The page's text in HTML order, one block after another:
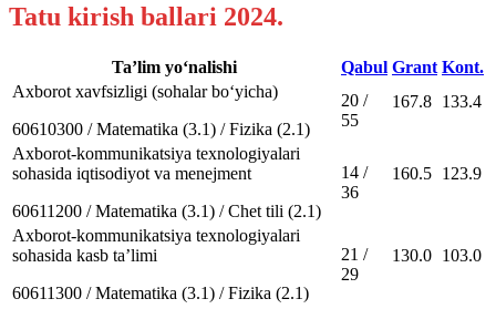
Tatu kirish ballari 2024.
Taʼlim yo‘nalishi Qabul Grant Kont.
Axborot xavfsizligi (sohalar bo‘yicha)
60610300 / Matematika (3.1) / Fizika (2.1)
20 /
55
167.8 133.4
Axborot-kommunikatsiya texnologiyalari
sohasida iqtisodiyot va menejment
60611200 / Matematika (3.1) / Chet tili (2.1)
14 /
36
160.5 123.9
Axborot-kommunikatsiya texnologiyalari
sohasida kasb taʼlimi
60611300 / Matematika (3.1) / Fizika (2.1)
21 /
29
130.0 103.0